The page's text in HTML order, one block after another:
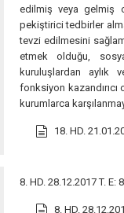
edilmiş veya gelmiş
pekiştirici tedbirler
tevzi edilmesini
etmek olduğu,
kuruluşlardan aylık
fonksiyon
kurumlarca
18. HD.
8. HD. 28.12.2017 T. E:
8. HD.